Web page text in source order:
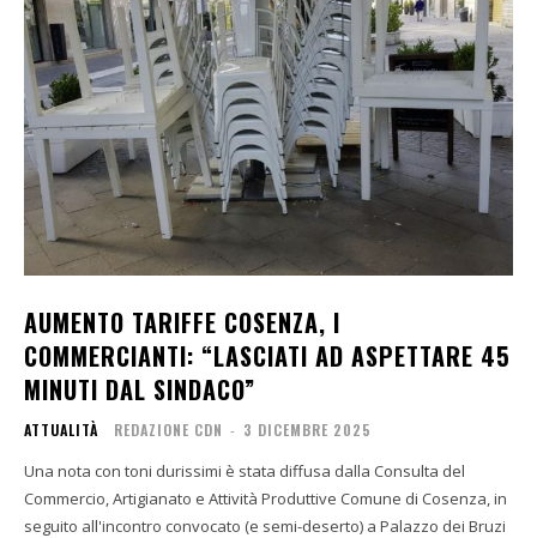
AUMENTO TARIFFE COSENZA, I
COMMERCIANTI: “LASCIATI AD ASPETTARE 45
MINUTI DAL SINDACO”
ATTUALITÀ REDAZIONE CDN - 3 DICEMBRE 2025
Una nota con toni durissimi è stata diffusa dalla Consulta del
Commercio, Artigianato e Attività Produttive Comune di Cosenza, in
seguito all'incontro convocato (e semi-deserto) a Palazzo dei Bruzi